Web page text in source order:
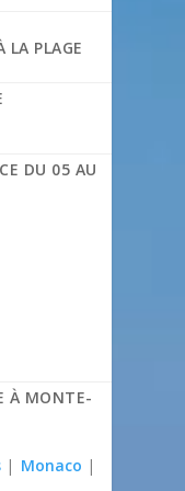
LA PLAGE
DU 05 AU
À MONTE-
| Monaco |